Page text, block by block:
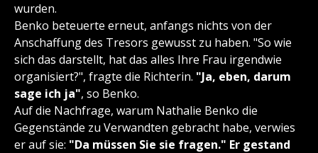
wurden.
Benko beteuerte erneut, anfangs nichts von der
Anschaffung des Tresors gewusst zu haben. "So wie
sich das darstellt, hat das alles Ihre Frau irgendwie
organisiert?", fragte die Richterin. "Ja, eben, darum
sage ich ja", so Benko.
Auf die Nachfrage, warum Nathalie Benko die
Gegenstände zu Verwandten gebracht habe, verwies
er auf sie: "Da müssen Sie sie fragen." Er gestand